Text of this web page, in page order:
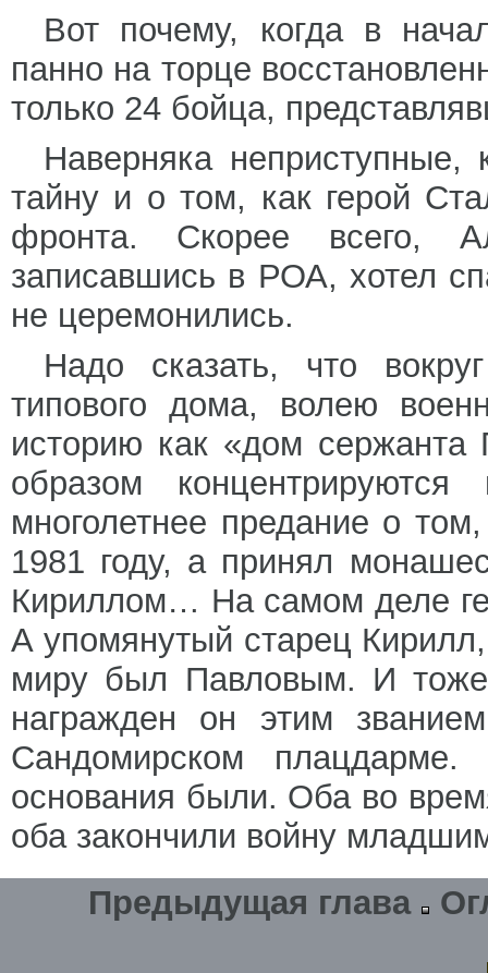
Вот почему, когда в
панно на торце
только 24 бойца,
Наверняка
тайну и о том, как герой
фронта. Скорее всего,
записавшись в РОА, хотел
не церемонились.
Надо сказать, что
типового дома, волею
историю как «дом
образом
многолетнее предание о
1981 году, а принял
Кириллом… На самом деле
А упомянутый старец
миру был Павловым. И тоже
награжден он этим
Сандомирском плацдарме.
основания были. Оба во
оба закончили войну
Предыдущая глава